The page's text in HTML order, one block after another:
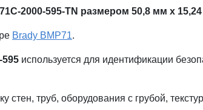
2000-595-TN размером 50,8 мм x
Brady BMP71.
используется для идентификации
стен, труб, оборудования с грубой,